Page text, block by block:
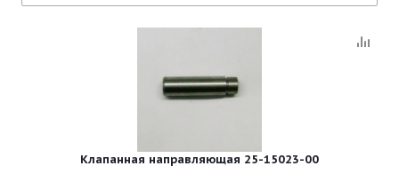
Клапанная направляющая 25-15023-00